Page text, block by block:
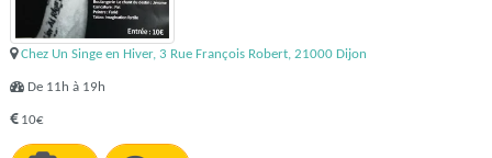
Chez Un Singe en Hiver, 3 Rue François Robert, 21000 Dijon
De 11h à 19h
10€